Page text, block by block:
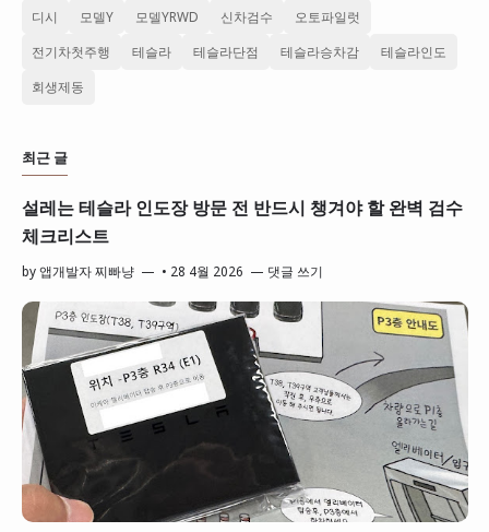
디시 모델Y 모델YRWD 신차검수 오토파일럿
전기차첫주행 테슬라 테슬라단점 테슬라승차감 테슬라인도
회생제동
최근 글
설레는 테슬라 인도장 방문 전 반드시 챙겨야 할 완벽 검수
체크리스트
by앱개발자 찌빠냥 • 28 4월 2026 댓글 쓰기